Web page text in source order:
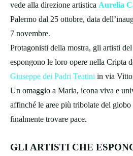
vede alla direzione artistica Aurelia
Palermo dal 25 ottobre, data
7 novembre.
Protagonisti della mostra, gli artisti
espongono le loro opere nella Cripta
Giuseppe dei Padri Teatini in via
Un omaggio a Maria, icona viva e
affinché le aree più tribolate del globo
finalmente trovare pace.
GLI ARTISTI CHE